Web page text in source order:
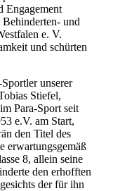
Engagement
und
e. V.
und schürten
unserer
Stiefel,
Para-Sport seit
e.V. am Start,
den Titel des
erwartungsgemäß
8, allein seine
den erhofften
der für ihn